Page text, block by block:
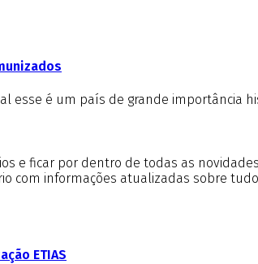
esse é um país de grande importância
e ficar por dentro de todas as
com informações atualizadas sobre
ETIAS